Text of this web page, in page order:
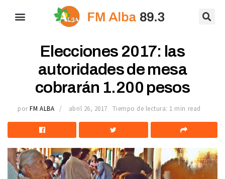
Elecciones 2017: las
autoridades de mesa
cobrarán 1.200 pesos
por FM ALBA abril 26, 2017 Tiempo de lectura: 1 min read